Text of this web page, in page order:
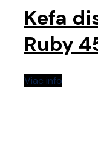
Kefa
Ruby
Viac info